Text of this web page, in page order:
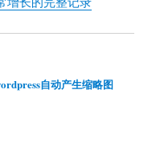
自动产生缩略图